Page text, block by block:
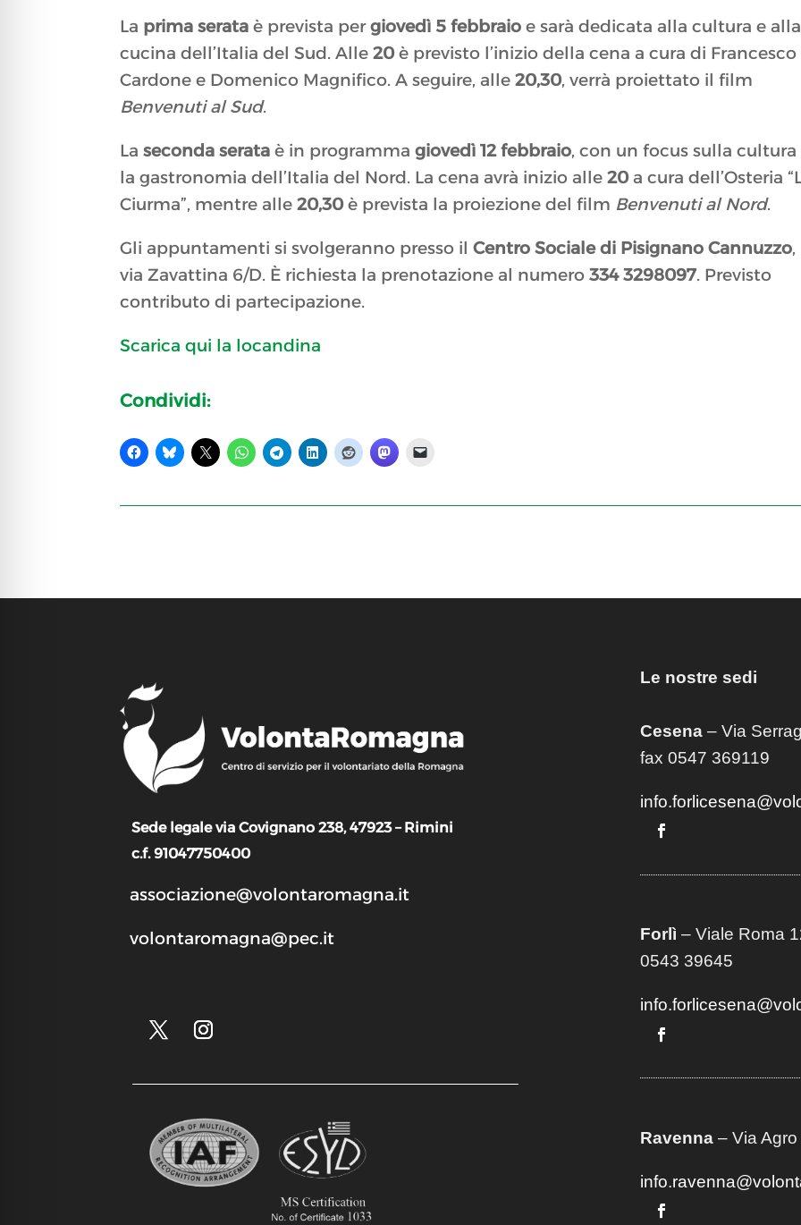
La prima serata è prevista pergiovedì 5 febbraioe sarà dedicata alla cultura e alla
cucina dell’Italia del Sud. Alle20 è previsto l’inizio della cena a cura di Francesco
Cardone e Domenico Magnifico. A seguire, alle20,30, verrà proiettato il film
Benvenuti al Sud.
Laseconda serata è in programmagiovedì 12 febbraio, con un focus sulla cultura
la gastronomia dell’Italia del Nord. La cena avrà inizio alle20 a cura dell’Osteria
Ciurma”, mentre alle20,30 è prevista la proiezione del film Benvenuti al Nord.
Gli appuntamenti si svolgeranno presso ilCentro Sociale di Pisignano Cannuzzo,
via Zavattina 6/D. È richiesta la prenotazione al numero334 3298097. Previsto
contributo di partecipazione.
Scarica qui la locandina
Condividi:
Sede legale via Covignano 238, 47923 – Rimini
c.f. 91047750400
associazione@volontaromagna.it
volontaromagna@pec.it
Le nostre sedi
Cesena– Via
fax 0547 369119
Forlì – Viale Roma
0543 39645
Ravenna– Via Agro